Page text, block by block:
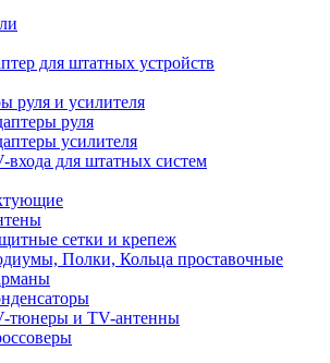
для штатных устройств
руля и усилителя
руля
усилителя
входа для штатных систем
сетки и крепеж
Полки, Кольца проставочные
тюнеры и TV-антенны